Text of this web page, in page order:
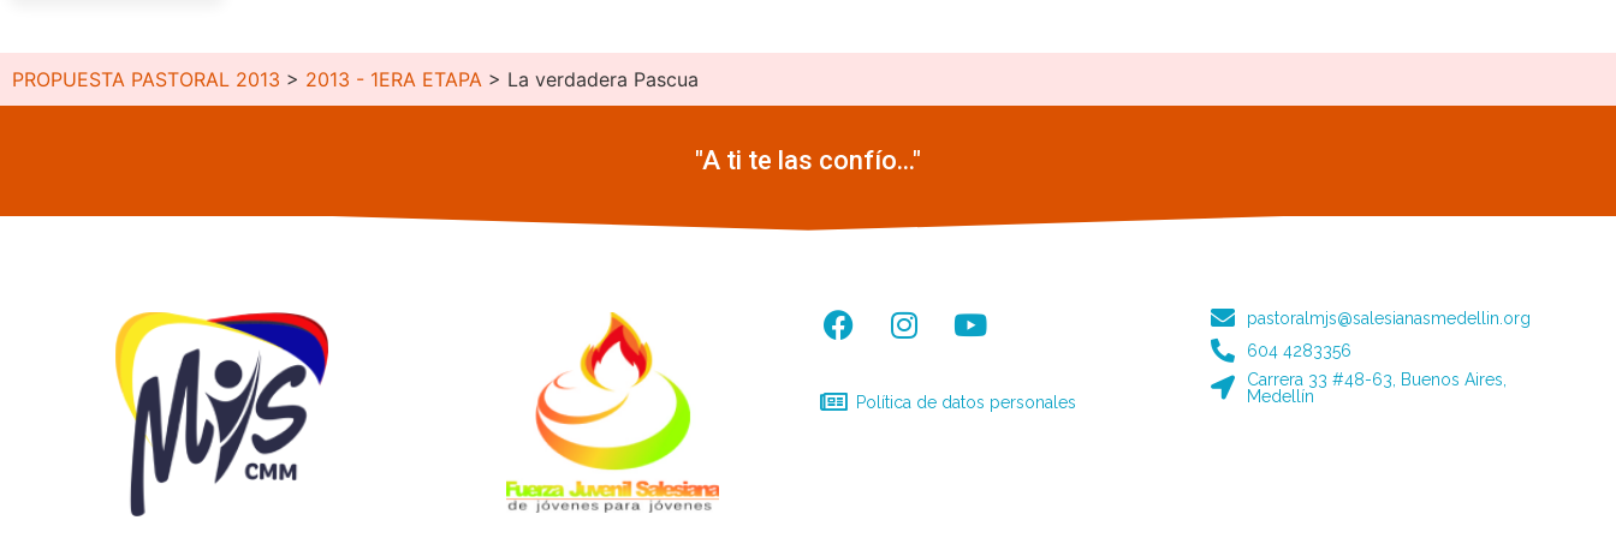
PROPUESTA PASTORAL 2013 > 2013 - 1ERA ETAPA > La verdadera Pascua
"A ti te las confío..."
Política de datos personales
pastoralmjs@salesianasmedellin.org
604 4283356
Carrera 33 #48-63, Buenos Aires,
Medellín